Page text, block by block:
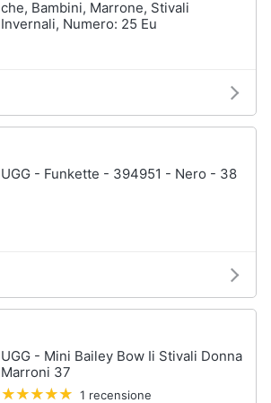
che, Bambini, Marrone, Stivali
Invernali, Numero: 25 Eu
UGG - Funkette - 394951 - Nero - 38
UGG - Mini Bailey Bow Ii Stivali Donna
Marroni 37
1 recensione